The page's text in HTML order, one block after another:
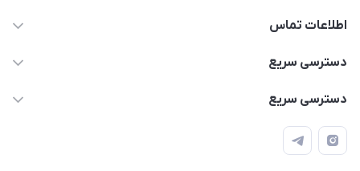
اطلاعات تماس
۰۹۳۵۶۰۴۰۳۶۵
سیمای ورزش
دسترسی سریع
اسکیت فلایینگ ایگل
اسکیت دخترانه
دسترسی سریع
اسکوتر برقی دخترانه
اسکیت روسز